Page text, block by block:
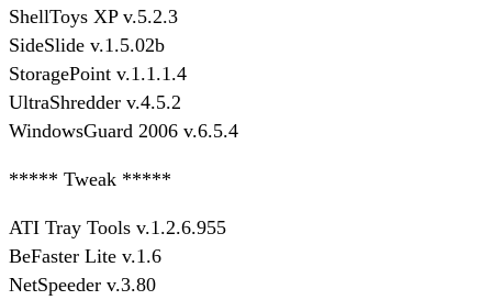
ShellToys XP v.5.2.3
SideSlide v.1.5.02b
StoragePoint v.1.1.1.4
UltraShredder v.4.5.2
WindowsGuard 2006 v.6.5.4
***** Tweak *****
ATI Tray Tools v.1.2.6.955
BeFaster Lite v.1.6
NetSpeeder v.3.80